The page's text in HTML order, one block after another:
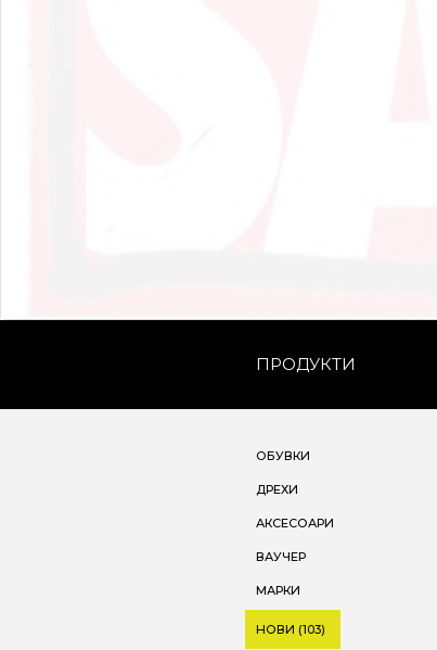
ПРОДУКТИ
ОБУВКИ
ДРЕХИ
АКСЕСОАРИ
ВАУЧЕР
МАРКИ
НОВИ (103)